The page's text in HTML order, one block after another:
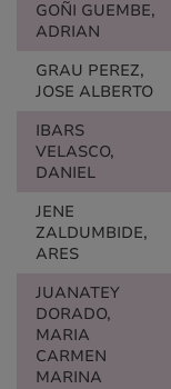
GOÑI GUEMBE,
ADRIAN
GRAU PEREZ,
JOSE ALBERTO
IBARS
VELASCO,
DANIEL
JENE
ZALDUMBIDE,
ARES
JUANATEY
DORADO,
MARIA
CARMEN
MARINA